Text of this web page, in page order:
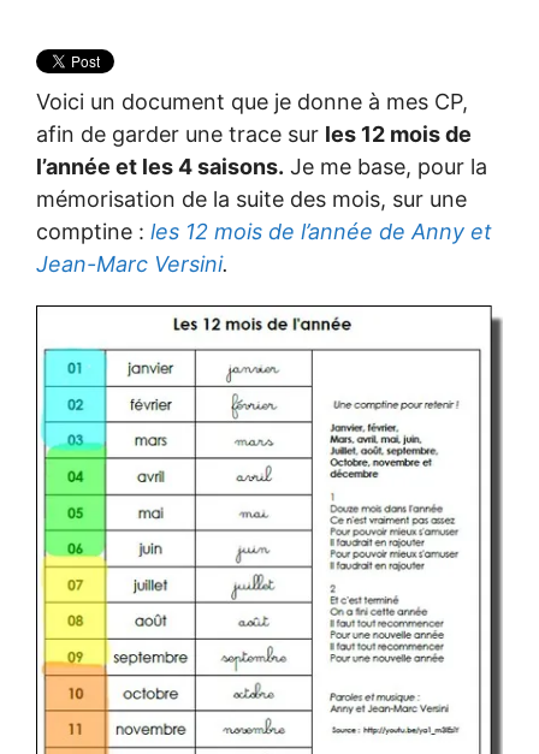
Voici un document que je donne à mes CP,
afin de garder une trace sur les 12 mois de
l’année et les 4 saisons. Je me base, pour la
mémorisation de la suite des mois, sur une
comptine : les 12 mois de l’année de Anny et
Jean-Marc Versini.